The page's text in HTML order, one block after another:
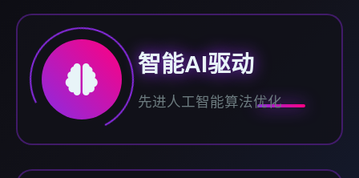
智能AI驱动
先进人工智能算法优化